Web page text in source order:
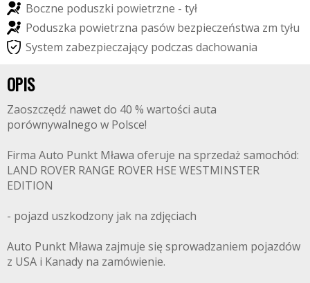
Boczne poduszki powietrzne - tył
Poduszka powietrzna pasów bezpieczeństwa zm tyłu
System zabezpieczający podczas dachowania
OPIS
Zaoszczędź nawet do 40 % wartości auta
porównywalnego w Polsce!
Firma Auto Punkt Mława oferuje na sprzedaż samochód:
LAND ROVER RANGE ROVER HSE WESTMINSTER
EDITION
- pojazd uszkodzony jak na zdjęciach
Auto Punkt Mława zajmuje się sprowadzaniem pojazdów
z USA i Kanady na zamówienie.